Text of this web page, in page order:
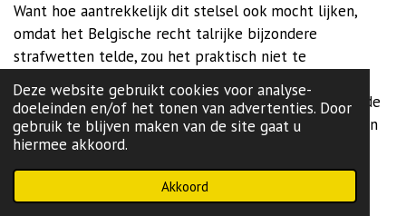
Deze website gebruikt cookies voor analyse-
doeleinden en/of het tonen van advertenties. Door
gebruik te blijven maken van de site gaat u
hiermee akkoord.
Akkoord
Want hoe aantrekkelijk dit stelsel ook mocht lijken,
omdat het Belgische recht talrijke bijzondere
strafwetten telde, zou het praktisch niet te
tijdrovende tussenkomst van de wetgever.Tot dezelfde
conclusie kwam LANDUYT dertig jaar later (in 2007) in
zijn eigen wetsvoorstel over de koppeling van de
strafrechtelijke geldboete aan de economische